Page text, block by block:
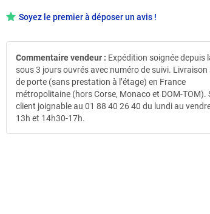
Soyez le premier à déposer un avis !
Commentaire vendeur : Expédition soignée depuis
sous 3 jours ouvrés avec numéro de suivi. Livraison
de porte (sans prestation à l’étage) en France
métropolitaine (hors Corse, Monaco et DOM-TOM).
client joignable au 01 88 40 26 40 du lundi au
13h et 14h30-17h.